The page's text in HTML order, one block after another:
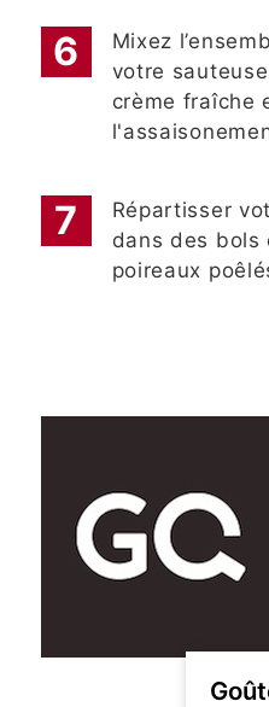
Mixez
votre
crème fraîche
Répartisser
dans des bols
poireaux